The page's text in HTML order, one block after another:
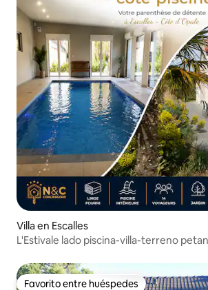
Villa en Escalles
L'Estivale lado piscina-villa-terreno
Favorito entre huéspedes